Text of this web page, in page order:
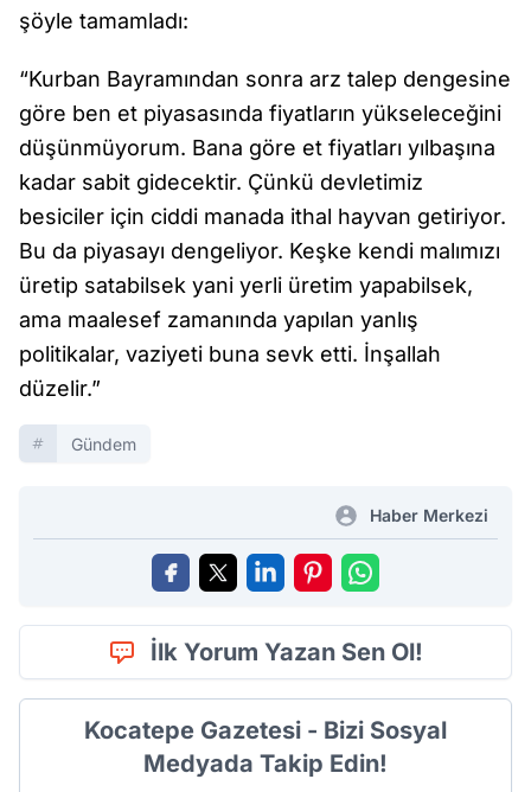
şöyle tamamladı:
“Kurban Bayramından sonra arz talep dengesine
göre ben et piyasasında fiyatların yükseleceğini
düşünmüyorum. Bana göre et fiyatları yılbaşına
kadar sabit gidecektir. Çünkü devletimiz
besiciler için ciddi manada ithal hayvan getiriyor.
Bu da piyasayı dengeliyor. Keşke kendi malımızı
üretip satabilsek yani yerli üretim yapabilsek,
ama maalesef zamanında yapılan yanlış
politikalar, vaziyeti buna sevk etti. İnşallah
düzelir.”
Gündem
Haber Merkezi
İlk Yorum Yazan Sen Ol!
Kocatepe Gazetesi - Bizi Sosyal
Medyada Takip Edin!